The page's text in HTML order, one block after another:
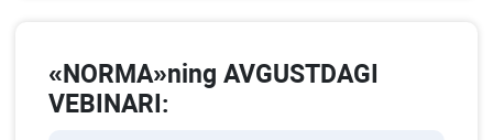
«NORMA»ning AVGUSTDAGI
VEBINARI: